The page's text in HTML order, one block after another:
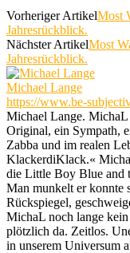
Vorheriger ArtikelMost
Jahresrückblick.
Nächster ArtikelMost
Jahresrückblick.
Michael Lange
https://www.be-
Michael Lange. MichaL
Original, ein Sympath,
Zabba und im realen
KlackerdiKlack.«
die Little Boy Blue and
Man munkelt er konnte
Rückspiegel,
MichaL noch lange
plötzlich da. Zeitlos.
in unserem Universum